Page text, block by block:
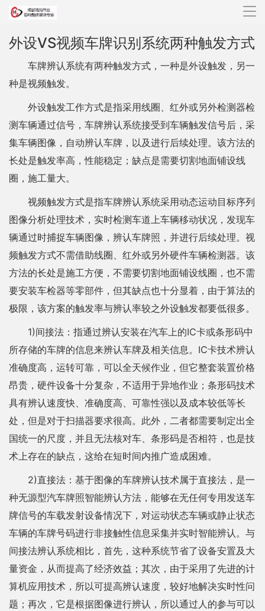
导
外设VS视频车牌识别系统两种触发方式
车牌辨认系统有两种触发方式，一种是外设触发，另一
种是视频触发。
外设触发工作方式是指采用线圈、红外或另外检测器检
测车辆通过信号，车牌辨认系统接受到车辆触发信号后，采
集车辆图像，自动辨认车牌，以及进行后续处理。该方法的
长处是触发率高，性能稳定；缺点是需要切割地面铺设线
圈，施工量大。
视频触发方式是指车牌辨认系统采用动态运动目标序列
图像分析处理技术，实时检测车道上车辆移动状况，发现车
辆通过时捕捉车辆图像，辨认车牌照，并进行后续处理。视
频触发方式不需借助线圈、红外或另外硬件车辆检测器。该
方法的长处是施工方便，不需要切割地面铺设线圈，也不需
要安装车检器等零部件，但其缺点也十分显着，由于算法的
极限，该方案的触发率与辨认率较之外设触发都要低很多。
1)间接法：指通过辨认安装在汽车上的IC卡或条形码中
所存储的车牌的信息来辨认车牌及相关信息。IC卡技术辨认
准确度高，运转可靠，可以全天候作业，但它整套装置价格
昂贵，硬件设备十分复杂，不适用于异地作业；条形码技术
具有辨认速度快、准确度高、可靠性强以及成本较低等长
处，但是对于扫描器要求很高。此外，二者都需要制定出全
国统一的尺度，并且无法核对车、条形码是否相符，也是技
术上存在的缺点，这给在短时间内推广造成困难。
2)直接法：基于图像的车牌辨认技术属于直接法，是一
种无源型汽车牌照智能辨认方法，能够在无任何专用发送车
牌信号的车载发射设备情况下，对运动状态车辆或静止状态
车辆的车牌号码进行非接触性信息采集并实时智能辨认。与
间接法辨认系统相比，首先，这种系统节省了设备安置及大
量资金，从而提高了经济效益；其次，由于采用了先进的计
算机应用技术，所以可提高辨认速度，较好地解决实时性问
题；再次，它是根据图像进行辨认，所以通过人的参与可以